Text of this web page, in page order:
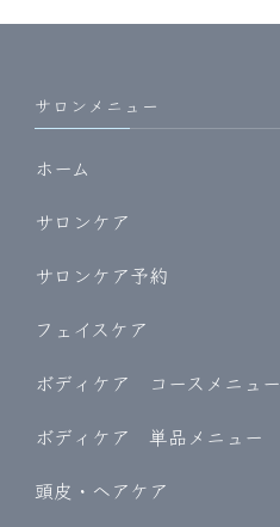
サロンメニュー
ホーム
サロンケア
サロンケア予約
フェイスケア
ボディケア コースメニュー
ボディケア 単品メニュー
頭皮・ヘアケア